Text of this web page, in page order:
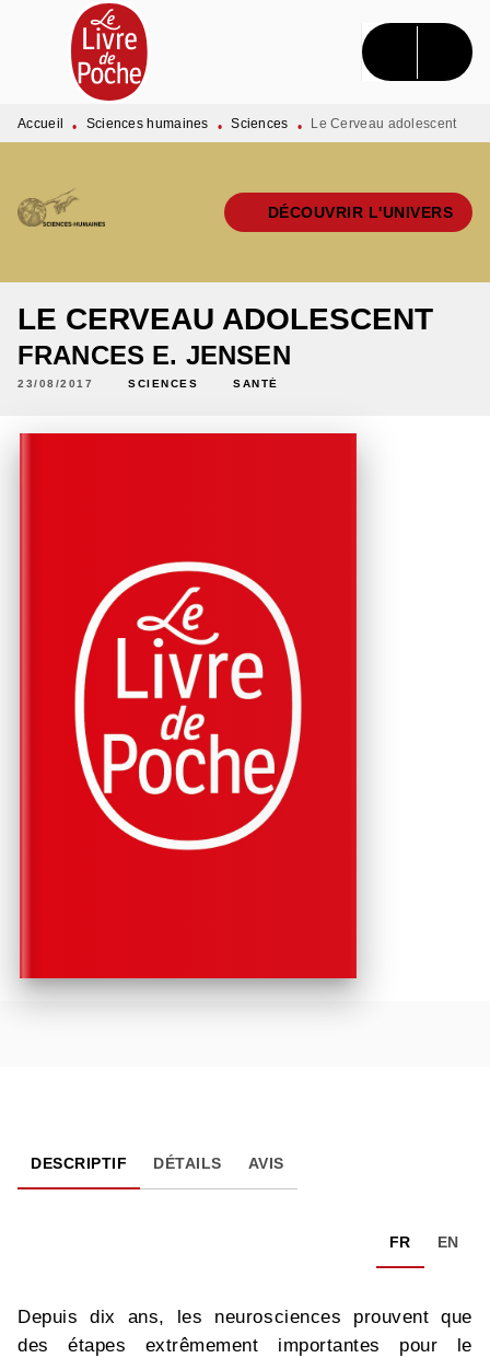
MENU RECHERCHE CONTENU
PIED DE PAGE
Accueil • Sciences humaines • Sciences • Le Cerveau adolescent
DÉCOUVRIR L'UNIVERS
LE CERVEAU ADOLESCENT
FRANCES E. JENSEN
23/08/2017 SCIENCES SANTÉ
DESCRIPTIF DÉTAILS AVIS
FR EN
Depuis dix ans, les neurosciences prouvent que
des étapes extrêmement importantes pour le